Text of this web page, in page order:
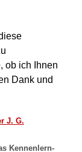
ob ich Ihnen
Dank und